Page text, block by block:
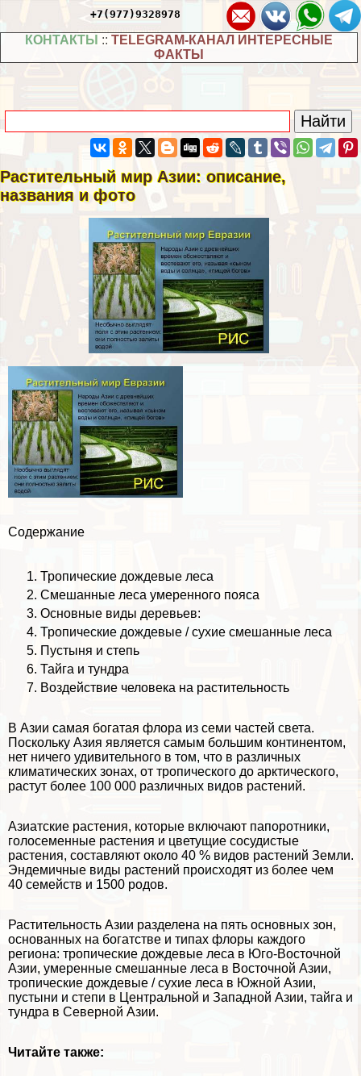
+7(977)9328978
КОНТАКТЫ :: TELEGRAM-КАНАЛ ИНТЕРЕСНЫЕ
ФАКТЫ
Растительный мир Азии: описание,
названия и фото
Содержание
Тропические дождевые леса
Смешанные леса умеренного пояса
Основные виды деревьев:
Тропические дождевые / сухие смешанные леса
Пустыня и степь
Тайга и тундра
Воздействие человека на растительность
В Азии самая богатая флора из семи частей света.
Поскольку Азия является самым большим континентом,
нет ничего удивительного в том, что в различных
климатических зонах, от тропического до арктического,
растут более 100 000 различных видов растений.
Азиатские растения, которые включают папоротники,
голосеменные растения и цветущие сосудистые
растения, составляют около 40 % видов растений Земли.
Эндемичные виды растений происходят из более чем
40 семейств и 1500 родов.
Растительность Азии разделена на пять основных зон,
основанных на богатстве и типах флоры каждого
региона: тропические дождевые леса в Юго-Восточной
Азии, умеренные смешанные леса в Восточной Азии,
тропические дождевые / сухие леса в Южной Азии,
пустыни и степи в Центральной и Западной Азии, тайга и
тундра в Северной Азии.
Читайте также: